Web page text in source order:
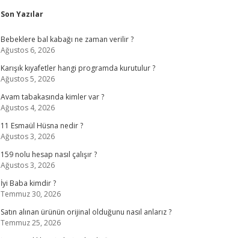
Sidebar
Son Yazılar
Bebeklere bal kabağı ne zaman verilir ?
Ağustos 6, 2026
Karışık kıyafetler hangi programda kurutulur ?
Ağustos 5, 2026
Avam tabakasında kimler var ?
Ağustos 4, 2026
11 Esmaül Hüsna nedir ?
Ağustos 3, 2026
159 nolu hesap nasıl çalışır ?
Ağustos 3, 2026
İyi Baba kimdir ?
Temmuz 30, 2026
Satın alınan ürünün orijinal olduğunu nasıl anlarız ?
Temmuz 25, 2026